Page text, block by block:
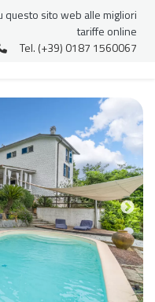
questo sito web alle migliori
tariffe online
Tel. (+39) 0187 1560067